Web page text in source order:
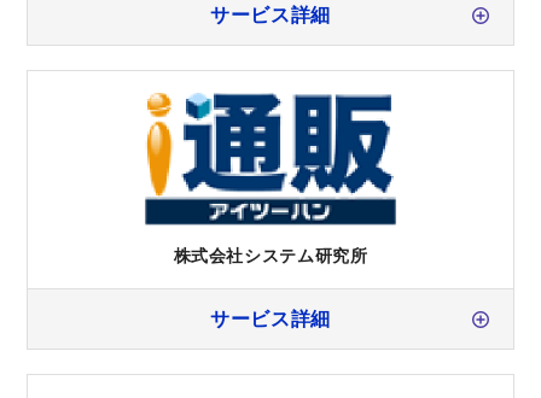
サービス詳細
株式会社システム研究所
サービス詳細